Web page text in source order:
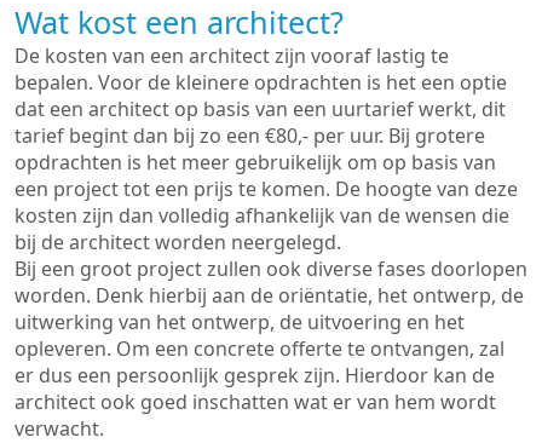
Wat kost een architect?
De kosten van een architect zijn vooraf lastig te
bepalen. Voor de kleinere opdrachten is het een optie
dat een architect op basis van een uurtarief werkt, dit
tarief begint dan bij zo een €80,- per uur. Bij grotere
opdrachten is het meer gebruikelijk om op basis van
een project tot een prijs te komen. De hoogte van deze
kosten zijn dan volledig afhankelijk van de wensen die
bij de architect worden neergelegd.
Bij een groot project zullen ook diverse fases doorlopen
worden. Denk hierbij aan de oriëntatie, het ontwerp, de
uitwerking van het ontwerp, de uitvoering en het
opleveren. Om een concrete offerte te ontvangen, zal
er dus een persoonlijk gesprek zijn. Hierdoor kan de
architect ook goed inschatten wat er van hem wordt
verwacht.